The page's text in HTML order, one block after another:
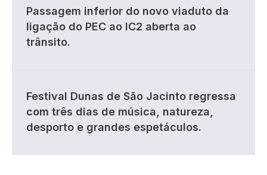
Passagem inferior do novo viaduto da
ligação do PEC ao IC2 aberta ao
trânsito.
Festival Dunas de São Jacinto regressa
com três dias de música, natureza,
desporto e grandes espetáculos.